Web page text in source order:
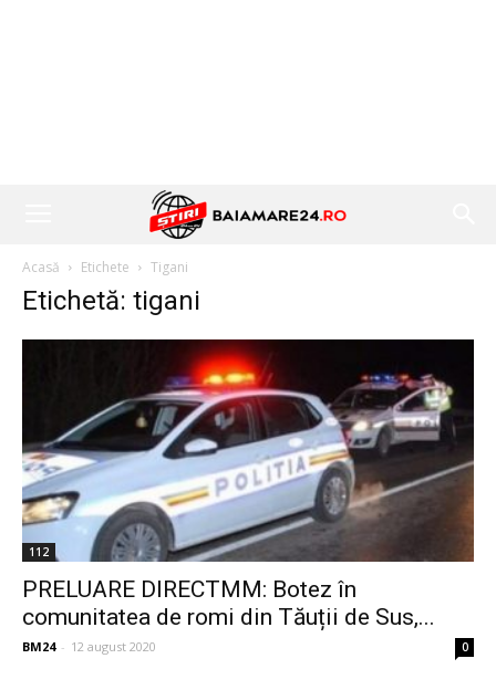
Acasă Etichete Tigani
Etichetă: tigani
112
PRELUARE DIRECTMM: Botez în
comunitatea de romi din Tăuții de Sus,...
BM24 - 12 august 2020 0